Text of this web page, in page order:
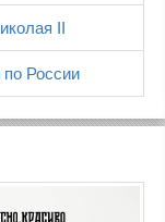
II
России